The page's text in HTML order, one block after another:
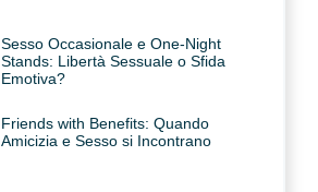
Sesso Occasionale e One-Night
Stands: Libertà Sessuale o Sfida
Emotiva?
Friends with Benefits: Quando
Amicizia e Sesso si Incontrano